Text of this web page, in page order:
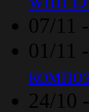
07/11 -
01/11 -
24/10 -